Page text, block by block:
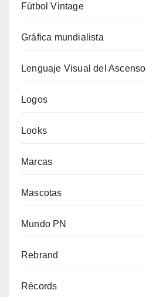
Fútbol Vintage
Gráfica mundialista
Lenguaje Visual del Ascenso
Logos
Looks
Marcas
Mascotas
Mundo PN
Rebrand
Récords